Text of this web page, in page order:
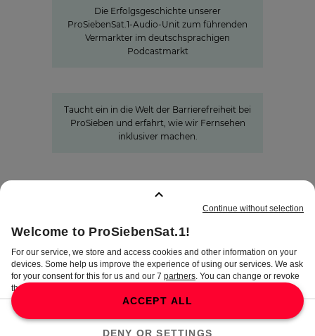
Die Erfolgsgeschichte unserer
ProSiebenSat.1-Audio-Unit zum führenden
Vermarkter im deutschsprachigen
Podcastmarkt
Taucht ein in die Welt der Barrierefreiheit bei
ProSieben und erfahrt, wie wir Fernsehen
inklusiver machen.
DATENSCHUTZ
AGB
AEB
PRIVATSPHÄRE-
EINSTELLUNGEN
COMPLIANCE &
HINWEISGEBERSYSTEM